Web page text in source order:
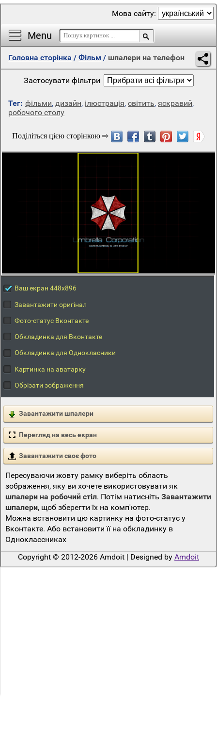
Menu
Мова сайту:
Головна сторінка / Фільм / шпалери на телефон
Застосувати фільтри
Тег: фільми, дизайн, ілюстрація, світить, яскравий,
робочого столу
Ваш екран 448x896
Завантажити оригінал
Фото-статус Вконтакте
Обкладинка для Вконтакте
Обкладинка для Однокласники
Картинка на аватарку
Обрізати зображення
Завантажити шпалери
Перегляд на весь екран
Завантажити своє фото
Пересуваючи жовту рамку виберіть область
зображення, яку ви хочете використовувати як
шпалери на робочий стіл. Потім натисніть Завантажити
шпалери, щоб зберегти їх на комп'ютер.
Можна встановити цю картинку на фото-статус у
Вконтакте. Або встановити її на обкладинку в
Одноклассниках
Copyright © 2012-2026 Amdoit | Designed by Amdoit